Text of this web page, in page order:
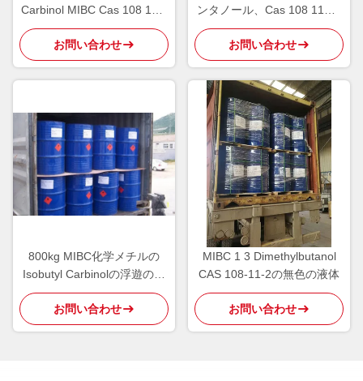
Carbinol MIBC Cas 108 11 2
穏やかなアルコール臭気
お問い合わせ
ンタノール、Cas 108 11の2
つの化学製品
お問い合わせ
800kg MIBC化学メチルの
Isobutyl Carbinolの浮遊の試
薬CAS 108-11-2
お問い合わせ
MIBC 1 3 Dimethylbutanol
CAS 108-11-2の無色の液体
お問い合わせ